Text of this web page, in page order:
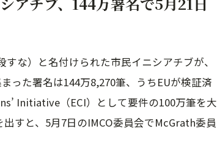
な）と名付けられた市民イニシアチブが、
った署名は144万8,270筆、うちEUが検証済
Initiative（ECI）として要件の100万筆を大
すと、5月7日のIMCO委員会でMcGrath委員